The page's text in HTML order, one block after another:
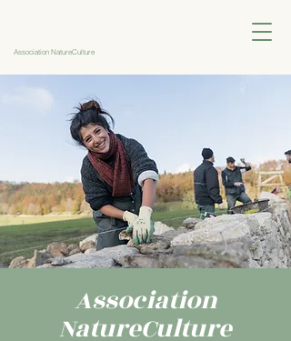
Association NatureCulture
Association
NatureCulture